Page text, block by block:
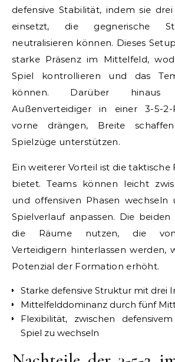
defensive Stabilität, indem sie
einsetzt, die gegnerische
neutralisieren können. Dieses
starke Präsenz im Mittelfeld,
Spiel kontrollieren und das
können. Darüber
Außenverteidiger in einer 3-5-
vorne drängen, Breite
Spielzüge unterstützen.
Ein weiterer Vorteil ist die taktische
bietet. Teams können leicht
und offensiven Phasen
Spielverlauf anpassen. Die
die Räume nutzen, die von
Verteidigern hinterlassen werden,
Potenzial der Formation erhöht.
Starke defensive Struktur mit drei
Mittelfelddominanz durch fünf
Flexibilität, zwischen
Spiel zu wechseln